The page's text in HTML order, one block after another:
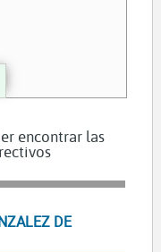
encontrar las
DE